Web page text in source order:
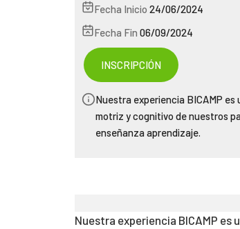
Fecha Inicio 24/06/2024
Fecha Fin 06/09/2024
INSCRIPCIÓN
Nuestra experiencia BICAMP
motriz y cognitivo de nuestros
enseñanza aprendizaje.
Nuestra experiencia BICAMP